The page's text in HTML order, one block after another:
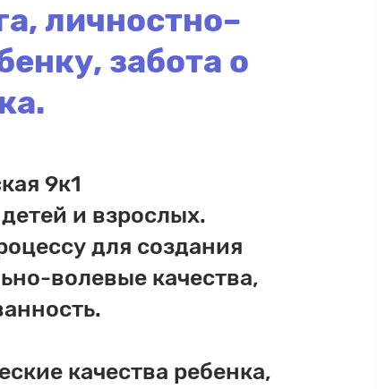
личностно–
забота о
9к1
и взрослых.
для создания
волевые качества,
качества ребенка,